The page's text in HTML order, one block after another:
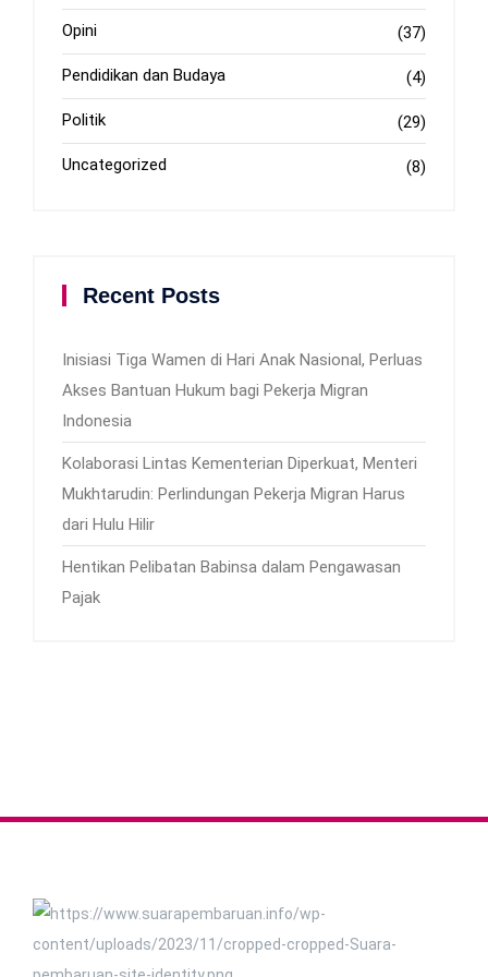
Opini (37)
Pendidikan dan Budaya (4)
Politik (29)
Uncategorized (8)
Recent Posts
Inisiasi Tiga Wamen di Hari Anak Nasional, Perluas
Akses Bantuan Hukum bagi Pekerja Migran
Indonesia
Kolaborasi Lintas Kementerian Diperkuat, Menteri
Mukhtarudin: Perlindungan Pekerja Migran Harus
dari Hulu Hilir
Hentikan Pelibatan Babinsa dalam Pengawasan
Pajak